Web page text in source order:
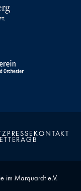
PRESSE KONTAKT
AGB
im Marquardt e.V.